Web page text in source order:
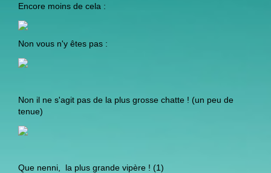
Encore moins de cela :
Non vous n'y êtes pas :
Non il ne s'agit pas de la plus grosse chatte ! (un peu de
tenue)
Que nenni, la plus grande vipère ! (1)